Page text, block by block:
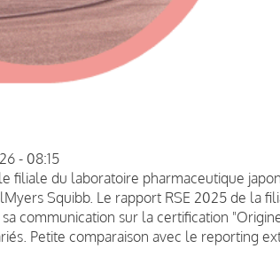
- 08:15
filiale du laboratoire pharmaceutique
Squibb. Le rapport RSE 2025 de la
communication sur la certification
Petite comparaison avec le reporting